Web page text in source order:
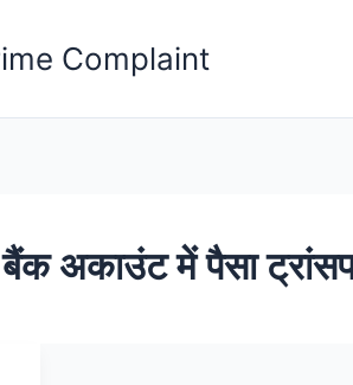
Complaint
अकाउंट में पैसा